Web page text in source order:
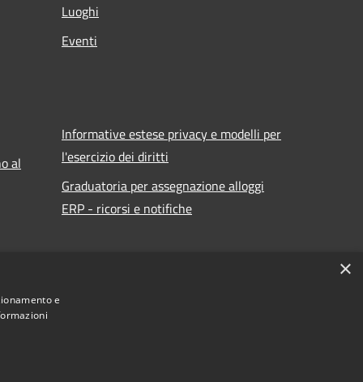
Luoghi
Eventi
al
Informative estese privacy e modelli per
l'esercizio dei diritti
Graduatoria per assegnazione alloggi
ERP - ricorsi e notifiche
×
e